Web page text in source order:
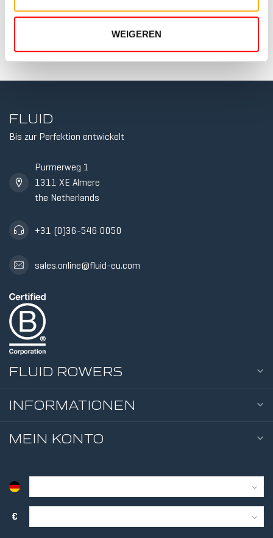
WEIGEREN
€89,00
Auf Lager
FLUID
Bis zur Perfektion entwickelt
Purmerweg 1
1311 XE Almere
the Netherlands
+31 (0)36-546 0050
sales.online@fluid-eu.com
FLUID ROWERS
INFORMATIONEN
MEIN KONTO
€